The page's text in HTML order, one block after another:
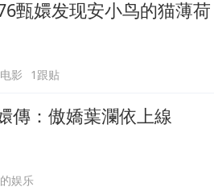
甄嬛发现安小鸟的猫薄
影 1跟贴
傳：傲嬌葉瀾依上線
娱乐